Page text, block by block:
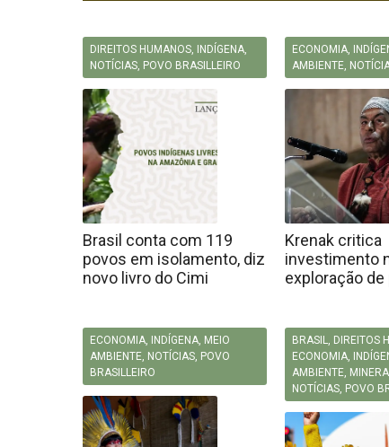
DIREITOS HUMANOS, INDÍGENA,
NOTÍCIAS, POVO BRASILLEIRO
Brasil conta com 119
povos em isolamento, diz
novo livro do Cimi
ECONOMIA,
AMBIENTE,
Krenak critica
investimento
exploração
ECONOMIA, INDÍGENA, MEIO
AMBIENTE, NOTÍCIAS, POVO
BRASILLEIRO
BRASIL, DIREITOS
ECONOMIA,
AMBIENTE,
NOTÍCIAS, POVO